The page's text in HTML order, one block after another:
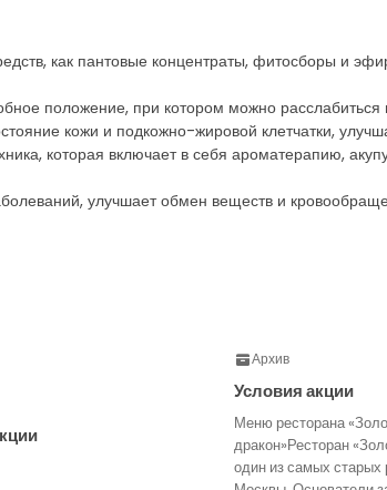
как пантовые концентраты, фитосборы и
положение, при котором можно расслабиться
кожи и подкожно-жировой клетчатки,
которая включает в себя ароматерапию,
улучшает обмен веществ и
Архив
Условия акции
Меню ресторана
дракон»Ресторан
один из самых старых